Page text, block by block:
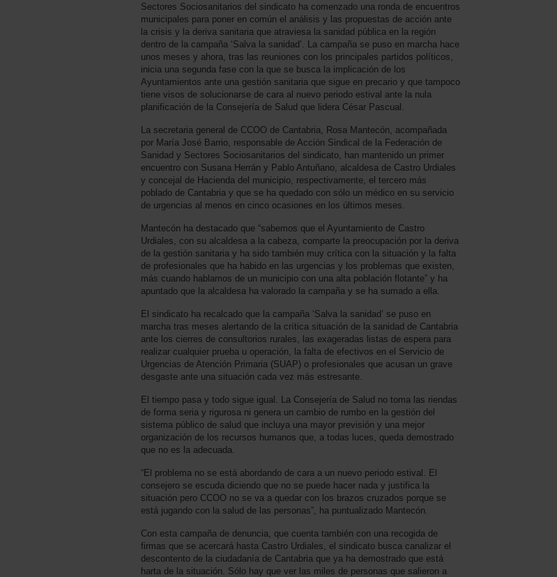
Sectores Sociosanitarios del sindicato ha comenzado una ronda de encuentros
municipales para poner en común el análisis y las propuestas de acción ante
la crisis y la deriva sanitaria que atraviesa la sanidad pública en la región
dentro de la campaña ‘Salva la sanidad’. La campaña se puso en marcha hace
unos meses y ahora, tras las reuniones con los principales partidos políticos,
inicia una segunda fase con la que se busca la implicación de los
Ayuntamientos ante una gestión sanitaria que sigue en precario y que tampoco
tiene visos de solucionarse de cara al nuevo periodo estival ante la nula
planificación de la Consejería de Salud que lidera César Pascual.
La secretaria general de CCOO de Cantabria, Rosa Mantecón, acompañada
por María José Barrio, responsable de Acción Sindical de la Federación de
Sanidad y Sectores Sociosanitarios del sindicato, han mantenido un primer
encuentro con Susana Herrán y Pablo Antuñano, alcaldesa de Castro Urdiales
y concejal de Hacienda del municipio, respectivamente, el tercero más
poblado de Cantabria y que se ha quedado con sólo un médico en su servicio
de urgencias al menos en cinco ocasiones en los últimos meses.
Mantecón ha destacado que “sabemos que el Ayuntamiento de Castro
Urdiales, con su alcaldesa a la cabeza, comparte la preocupación por la deriva
de la gestión sanitaria y ha sido también muy crítica con la situación y la falta
de profesionales que ha habido en las urgencias y los problemas que existen,
más cuando hablamos de un municipio con una alta población flotante” y ha
apuntado que la alcaldesa ha valorado la campaña y se ha sumado a ella.
El sindicato ha recalcado que la campaña ‘Salva la sanidad’ se puso en
marcha tras meses alertando de la crítica situación de la sanidad de Cantabria
ante los cierres de consultorios rurales, las exageradas listas de espera para
realizar cualquier prueba u operación, la falta de efectivos en el Servicio de
Urgencias de Atención Primaria (SUAP) o profesionales que acusan un grave
desgaste ante una situación cada vez más estresante.
El tiempo pasa y todo sigue igual. La Consejería de Salud no toma las riendas
de forma seria y rigurosa ni genera un cambio de rumbo en la gestión del
sistema público de salud que incluya una mayor previsión y una mejor
organización de los recursos humanos que, a todas luces, queda demostrado
que no es la adecuada.
“El problema no se está abordando de cara a un nuevo periodo estival. El
consejero se escuda diciendo que no se puede hacer nada y justifica la
situación pero CCOO no se va a quedar con los brazos cruzados porque se
está jugando con la salud de las personas”, ha puntualizado Mantecón.
Con esta campaña de denuncia, que cuenta también con una recogida de
firmas que se acercará hasta Castro Urdiales, el sindicato busca canalizar el
descontento de la ciudadanía de Cantabria que ya ha demostrado que está
harta de la situación. Sólo hay que ver las miles de personas que salieron a